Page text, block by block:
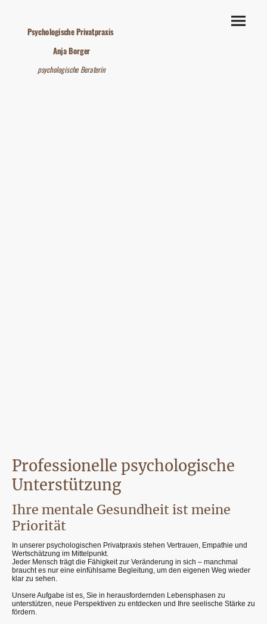
Psychologische Privatpraxis
Anja Borger
psychologische Beraterin
Professionelle psychologische
Unterstützung
Ihre mentale Gesundheit ist meine
Priorität
In unserer psychologischen Privatpraxis stehen Vertrauen, Empathie und
Wertschätzung im Mittelpunkt.
Jeder Mensch trägt die Fähigkeit zur Veränderung in sich – manchmal
braucht es nur eine einfühlsame Begleitung, um den eigenen Weg wieder
klar zu sehen.
Unsere Aufgabe ist es, Sie in herausfordernden Lebensphasen zu
unterstützen, neue Perspektiven zu entdecken und Ihre seelische Stärke zu
fördern.